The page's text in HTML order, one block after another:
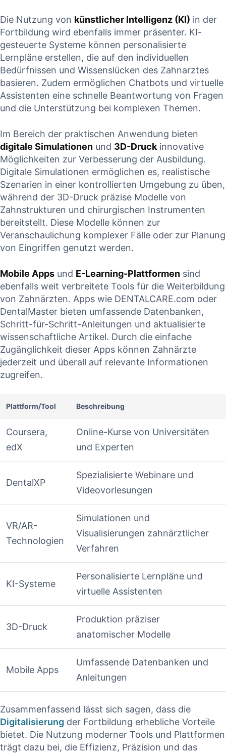
Die Nutzung von künstlicher⁣ Intelligenz (KI) in der
Fortbildung wird ebenfalls immer präsenter. KI-
gesteuerte‍ Systeme können personalisierte
Lernpläne ‌erstellen, die auf den individuellen
Bedürfnissen und Wissenslücken des Zahnarztes
‍basieren. Zudem ermöglichen Chatbots und virtuelle
Assistenten eine schnelle⁤ Beantwortung von Fragen
und die Unterstützung bei komplexen Themen.
Im Bereich der praktischen Anwendung bieten
digitale Simulationen und 3D-Druck innovative⁤
Möglichkeiten zur Verbesserung der Ausbildung.
Digitale Simulationen ermöglichen es, ⁤realistische
Szenarien in einer kontrollierten Umgebung zu ⁢üben,
während der 3D-Druck präzise ​Modelle⁢ von
Zahnstrukturen und chirurgischen Instrumenten
bereitstellt.⁢ Diese Modelle ⁤können zur
Veranschaulichung ⁢komplexer Fälle oder zur Planung
von Eingriffen genutzt ​werden.
Mobile Apps und E-Learning-Plattformen sind
ebenfalls weit verbreitete Tools für die Weiterbildung
​von Zahnärzten. Apps wie⁢ DENTALCARE.com oder
DentalMaster bieten umfassende Datenbanken,
⁣Schritt-für-Schritt-Anleitungen​ und aktualisierte
wissenschaftliche Artikel. Durch die einfache
Zugänglichkeit dieser Apps können Zahnärzte
jederzeit und überall ⁢auf relevante ⁣Informationen
zugreifen.
Plattform/Tool Beschreibung
Coursera,
edX
Online-Kurse von Universitäten
und Experten
DentalXP
Spezialisierte Webinare und
Videovorlesungen
VR/AR-
Technologien
Simulationen und
Visualisierungen zahnärztlicher
Verfahren
KI-Systeme
Personalisierte ‌Lernpläne und
virtuelle Assistenten
3D-Druck
Produktion präziser
anatomischer Modelle
Mobile Apps
Umfassende Datenbanken⁣ und
Anleitungen
Zusammenfassend lässt sich sagen, dass die
Digitalisierung der Fortbildung erhebliche Vorteile
bietet. Die Nutzung moderner Tools und Plattformen
trägt dazu bei, die ​Effizienz, Präzision und das